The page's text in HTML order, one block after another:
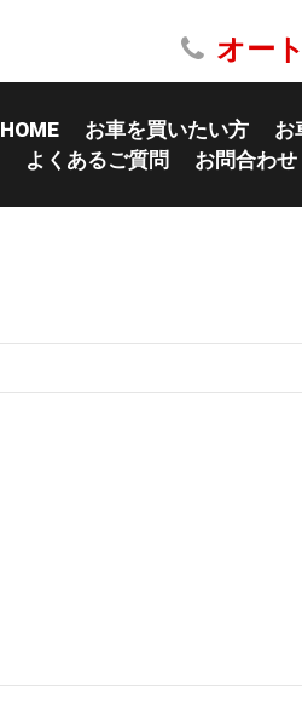
オー
HOME お車を買いたい方 お
よくあるご質問
お問合わせ